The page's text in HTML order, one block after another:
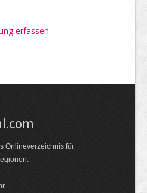
erfassen
Onlineverzeichnis für